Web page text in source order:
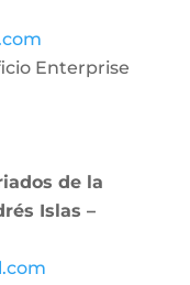
Enterprise
de la
Islas –